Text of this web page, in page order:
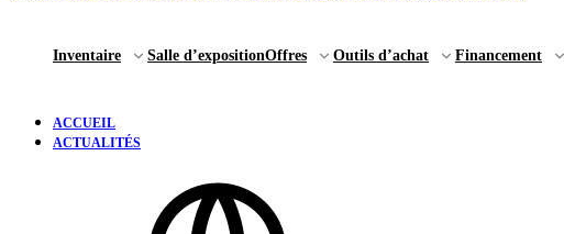
Inventaire Salle d’expositionOffres Outils d’achat Financement
ACCUEIL
ACTUALITÉS